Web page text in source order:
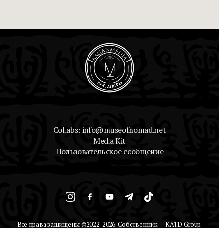
Collabs: info@museofnomad.net
Media Kit
Пользовательское сообщение
Все права защищены ©2022-2026. Собственник — KATD Group.